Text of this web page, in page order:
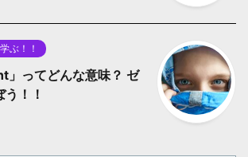
ぶ！！
ってどんな意味？ ゼ
！！